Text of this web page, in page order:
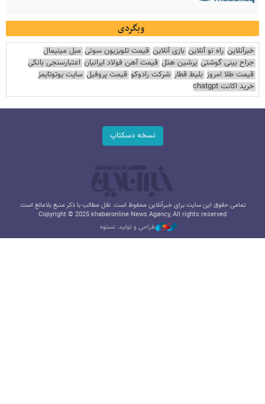
وبگردی
خبرآنلاین راه نو آنلاین بازی آنلاین قیمت تلویزیون سونی مبل مینیمال
جراح بینی گوشتی پرشین هتل قیمت آهن فولاد ایرانیان اعتبارسنجی بانکی
قیمت طلا امروز بلیط قطار شرکت رادوکو قیمت پروفیل سایت یوتوتایمز
خرید اکانت chatgpt
نسخه دسکتاپ
تمامی حقوق این سایت برای خبرآنلاین محفوظ است. نقل مطالب با ذکر منبع بلامانع است.
Copyright © 2025 khabaronline News Agancy, All rights reserved
طراحی و تولید: نستوه